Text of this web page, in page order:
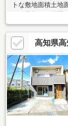
トな敷地面積土地
でき共働き世帯な
で徒歩1分物件か
ます路面電車だけ
に応じた交通手段
が洋室で使いやす
ンテナンスが不要
スタイルにマッチ
高知県